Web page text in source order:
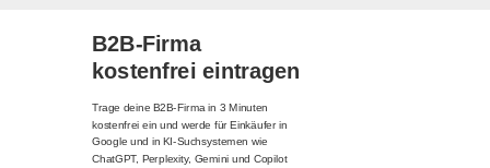
B2B-Firma
kostenfrei eintragen
Trage deine B2B-Firma in 3 Minuten
kostenfrei ein und werde für Einkäufer in
Google und in KI-Suchsystemen wie
ChatGPT, Perplexity, Gemini und Copilot